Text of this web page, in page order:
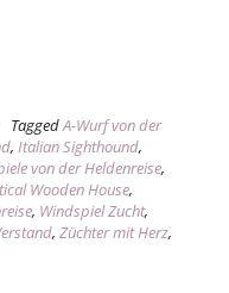
TaggedA-Wurf von der
, Italian Sighthound,
von der Heldenreise,
Wooden House,
, Windspiel Zucht,
, Züchter mit Herz,